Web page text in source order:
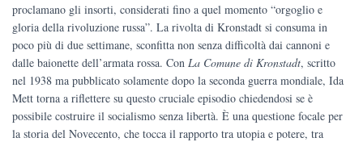
proclamano gli insorti, considerati fino a quel momento “orgoglio e
gloria della rivoluzione russa”. La rivolta di Kronstadt si consuma in
poco più di due settimane, sconfitta non senza difficoltà dai cannoni e
dalle baionette dell’armata rossa. Con La Comune di Kronstadt, scritto
nel 1938 ma pubblicato solamente dopo la seconda guerra mondiale, Ida
Mett torna a riflettere su questo cruciale episodio chiedendosi se è
possibile costruire il socialismo senza libertà. È una questione focale per
la storia del Novecento, che tocca il rapporto tra utopia e potere, tra